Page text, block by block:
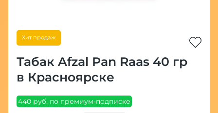
Хит продаж
Табак Afzal Pan Raas 40 гр
в Красноярске
440 руб. по премиум-подписке